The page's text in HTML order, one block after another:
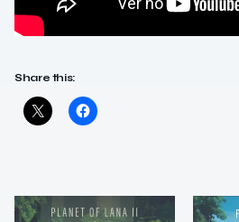
Share this: